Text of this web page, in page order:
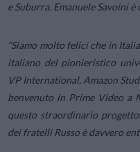
e Suburra. Emanuele Savoini
“Siamo molto felici che in
italiano del pionieristico
VP International, Amazon
benvenuto in Prime Video a
questo straordinario
dei fratelli Russo è davvero